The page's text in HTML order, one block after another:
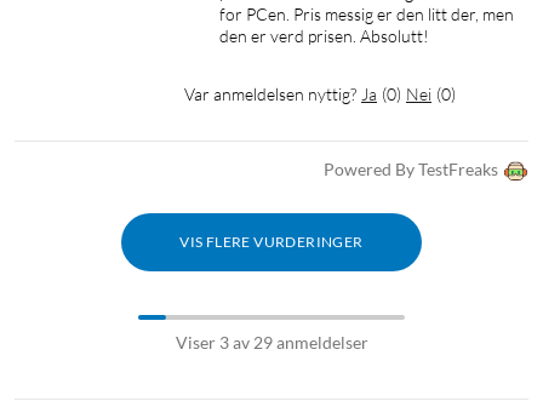
for PCen. Pris messig er den litt der, men
den er verd prisen. Absolutt!
Var anmeldelsen nyttig? Ja (0) Nei (0)
Powered By TestFreaks
VIS FLERE VURDERINGER
Viser 3 av 29 anmeldelser